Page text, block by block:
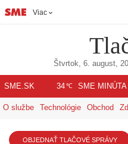
Viac
Štvrtok, 6. august,
SME.SK 34℃ SME MINÚTA
O službe Technológie Obchod
OBJEDNAŤ TLAČOVÉ SPRÁVY